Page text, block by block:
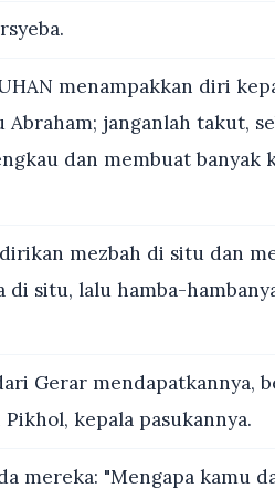
menampakkan diri
janganlah takut,
dan membuat banyak
mezbah di situ dan
di situ, lalu hamba-
Gerar mendapatkannya,
kepala pasukannya.
mereka: "Mengapa kamu